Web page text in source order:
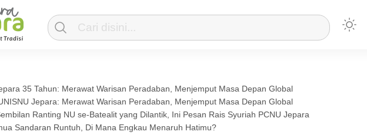
35 Tahun: Merawat Warisan Peradaban, Menjemput Masa Depan Global
Jepara: Merawat Warisan Peradaban, Menjemput Masa Depan Global
Ranting NU se-Batealit yang Dilantik, Ini Pesan Rais Syuriah PCNU Jepara
Sandaran Runtuh, Di Mana Engkau Menaruh Hatimu?